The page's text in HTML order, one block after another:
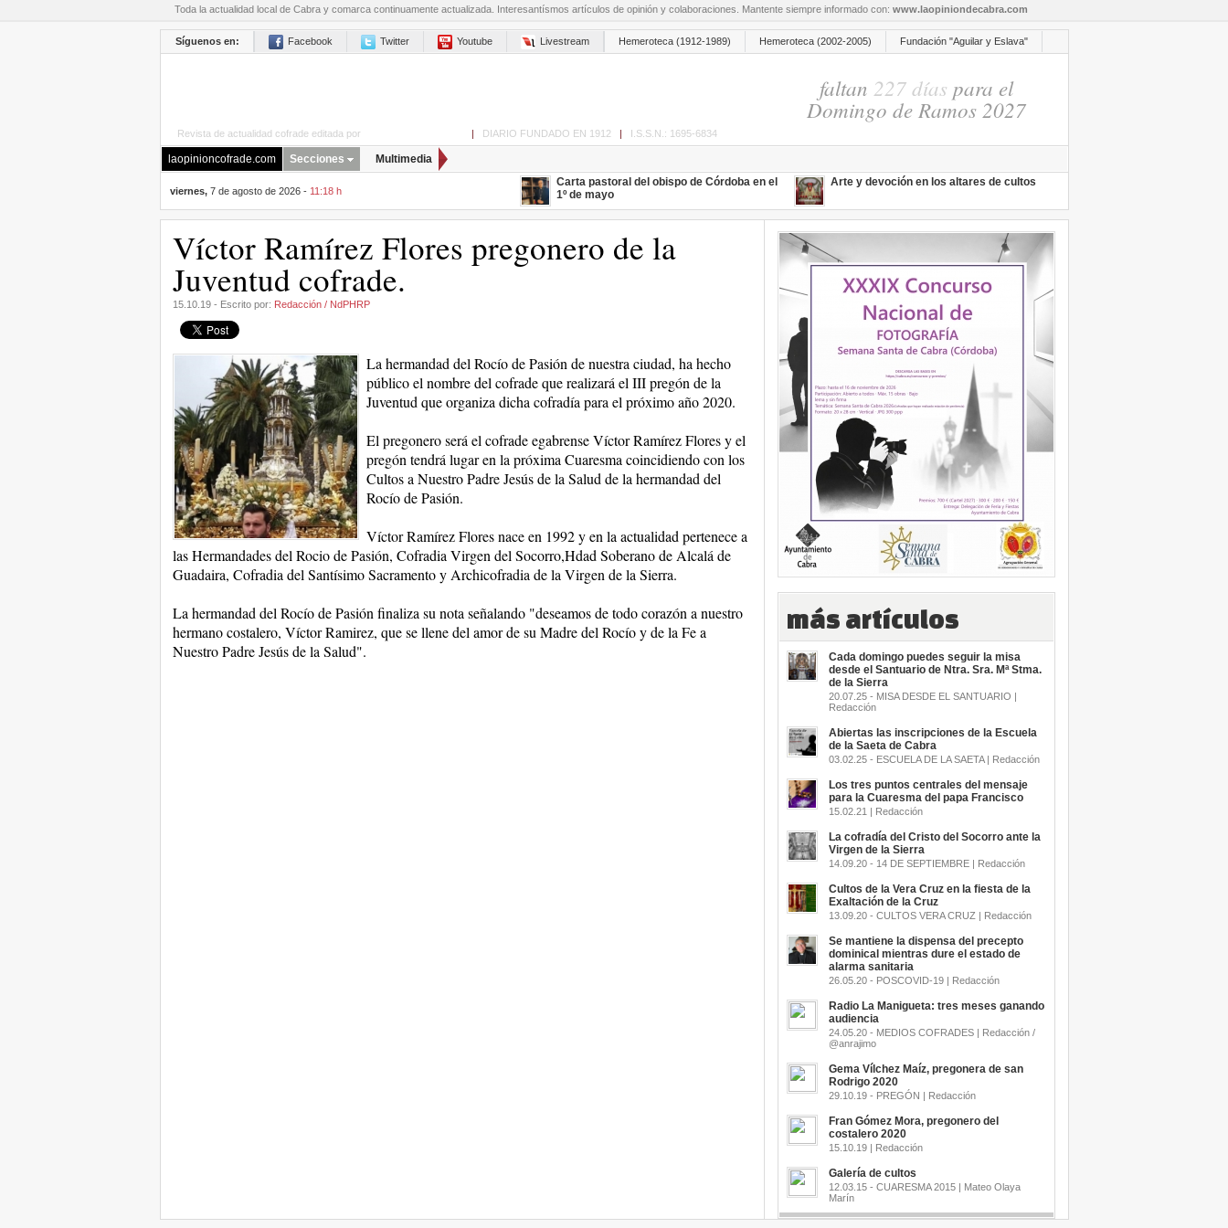
Toda la actualidad local de Cabra y comarca continuamente actualizada. Interesantísmos artículos de opinión y colaboraciones. Mantente siempre informado con: www.laopiniondecabra.com
Síguenos en: Facebook Twitter Youtube Livestream Hemeroteca (1912-1989) Hemeroteca (2002-2005) Fundación "Aguilar y Eslava"
faltan 227 días para el
Domingo de Ramos 2027
Revista de actualidad cofrade editada por | DIARIO FUNDADO EN 1912 | I.S.S.N.: 1695-6834
laopinioncofrade.com Secciones Multimedia
viernes,7 de agosto de 2026 - 11:18 h
Carta pastoral del obispo de Córdoba en el
1º de mayo
Arte y devoción en los altares de cultos
Víctor Ramírez Flores pregonero de la
Juventud cofrade.
15.10.19 - Escrito por: Redacción / NdPHRP
La hermandad del Rocío de Pasión de nuestra ciudad, ha hecho
público el nombre del cofrade que realizará el III pregón de la
Juventud que organiza dicha cofradía para el próximo año 2020.
El pregonero será el cofrade egabrense Víctor Ramírez Flores y el
pregón tendrá lugar en la próxima Cuaresma coincidiendo con los
Cultos a Nuestro Padre Jesús de la Salud de la hermandad del
Rocío de Pasión.
Víctor Ramírez Flores nace en 1992 y en la actualidad pertenece a
las Hermandades del Rocio de Pasión, Cofradia Virgen del Socorro,Hdad Soberano de Alcalá de
Guadaira, Cofradia del Santísimo Sacramento y Archicofradia de la Virgen de la Sierra.
La hermandad del Rocío de Pasión finaliza su nota señalando "deseamos de todo corazón a nuestro
hermano costalero, Víctor Ramirez, que se llene del amor de su Madre del Rocío y de la Fe a
Nuestro Padre Jesús de la Salud".
más artículos
Cada domingo puedes seguir la misa
desde el Santuario de Ntra. Sra. Mª Stma.
de la Sierra
20.07.25 - MISA DESDE EL SANTUARIO |
Redacción
Abiertas las inscripciones de la Escuela
de la Saeta de Cabra
03.02.25 - ESCUELA DE LA SAETA | Redacción
Los tres puntos centrales del mensaje
para la Cuaresma del papa Francisco
15.02.21 | Redacción
La cofradía del Cristo del Socorro ante la
Virgen de la Sierra
14.09.20 - 14 DE SEPTIEMBRE | Redacción
Cultos de la Vera Cruz en la fiesta de la
Exaltación de la Cruz
13.09.20 - CULTOS VERA CRUZ | Redacción
Se mantiene la dispensa del precepto
dominical mientras dure el estado de
alarma sanitaria
26.05.20 - POSCOVID-19 | Redacción
Radio La Manigueta: tres meses ganando
audiencia
24.05.20 - MEDIOS COFRADES | Redacción /
@anrajimo
Gema Vílchez Maíz, pregonera de san
Rodrigo 2020
29.10.19 - PREGÓN | Redacción
Fran Gómez Mora, pregonero del
costalero 2020
15.10.19 | Redacción
Galería de cultos
12.03.15 - CUARESMA 2015 | Mateo Olaya
Marín